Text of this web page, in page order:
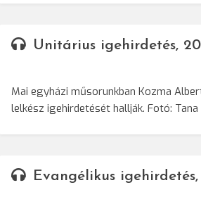
Unitárius igehirdetés,
Mai egyházi műsorunkban Kozma
lelkész igehirdetését hallják. Fotó:
Evangélikus